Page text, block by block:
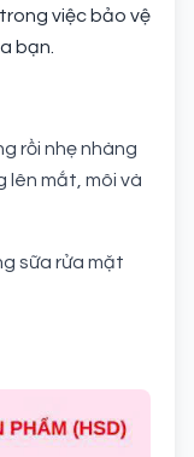
việc bảo vệ
bạn.
rồi nhẹ nhàng
lên mắt, môi và
sữa rửa mặt